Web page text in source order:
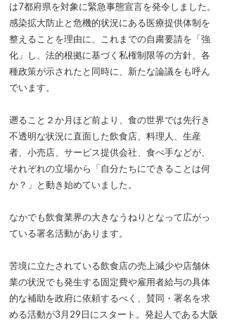
は7都府県を対象に緊急事態宣言を発令しました。
感染拡大防止と危機的状況にある医療提供体制を
整えることを理由に、これまでの自粛要請を「強
化」し、法的根拠に基づく私権制限等の方針、各
種政策が示されたと同時に、新たな論議をも呼ん
でいます。
遡ること２か月ほど前より、食の世界では先行き
不透明な状況に直面した飲食店、料理人、生産
者、小売店、サービス提供会社、食べ手などが、
それぞれの立場から「自分たちにできることは何
か？」と動き始めていました。
なかでも飲食業界の大きなうねりとなって広がっ
ている署名活動があります。
苦境に立たされている飲食店の売上減少や店舗休
業の状況でも発生する固定費や雇用者給与の具体
的な補助を政府に依頼するべく、賛同・署名を求
める活動が3月29日にスタート。発起人である大阪